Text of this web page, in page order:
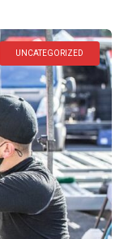
UNCATEGORIZED